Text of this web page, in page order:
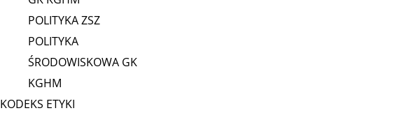
POLITYKA ZSZ
POLITYKA
ŚRODOWISKOWA GK
KGHM
KODEKS ETYKI